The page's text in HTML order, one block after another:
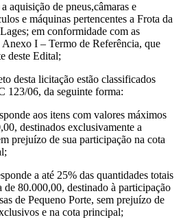
aquisição de pneus,câmaras e
e máquinas pertencentes a Frota da
em conformidade com as
Anexo I – Termo de Referência, que
deste Edital;
desta licitação estão classificados
123/06, da seguinte forma:
aos itens com valores máximos
destinados exclusivamente a
prejuízo de sua participação na cota
a até 25% das quantidades totais
de 80.000,00, destinado à participação
de Pequeno Porte, sem prejuízo de
e na cota principal;